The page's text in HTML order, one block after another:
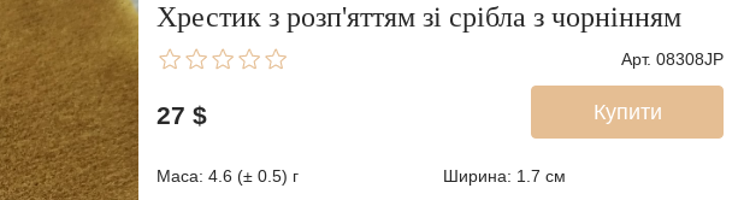
Хрестик з розп'яттям зі срібла з чорнінням
Арт. 08308JP
Купити
27 $
Маса: 4.6 (± 0.5) г Ширина: 1.7см